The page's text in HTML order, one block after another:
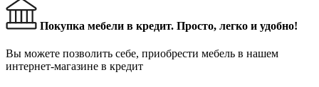
Покупка мебели в кредит. Просто, легко и удобно!
Вы можете позволить себе, приобрести мебель в нашем
интернет-магазине в кредит